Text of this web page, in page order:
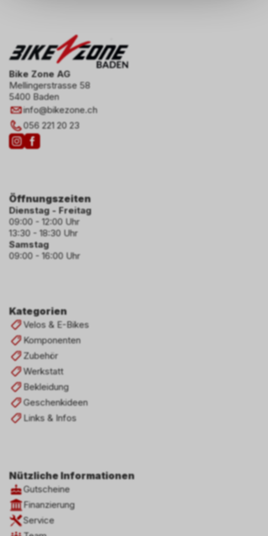
Bike Zone AG
Mellingerstrasse 58
5400 Baden
info@bikezone.ch
056 221 20 23
Kategorien
Velos & E-Bikes
Komponenten
Zubehör
Werkstatt
Bekleidung
Geschenkideen
Links & Infos
Nützliche Informationen
Gutscheine
Finanzierung
Service
Öffnungszeiten
Dienstag - Freitag
09:00 - 12:00 Uhr
13:30 - 18:30 Uhr
Samstag
09:00 - 16:00 Uhr